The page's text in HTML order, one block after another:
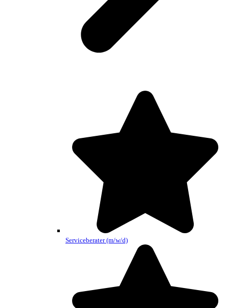
Serviceberater (m/w/d)